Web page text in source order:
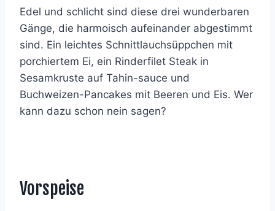
Edel und schlicht sind diese drei wunderbaren
Gänge, die harmoisch aufeinander abgestimmt
sind. Ein leichtes Schnittlauchsüppchen mit
porchiertem Ei, ein Rinderfilet Steak in
Sesamkruste auf Tahin-sauce und
Buchweizen-Pancakes mit Beeren und Eis. Wer
kann dazu schon nein sagen?
Vorspeise